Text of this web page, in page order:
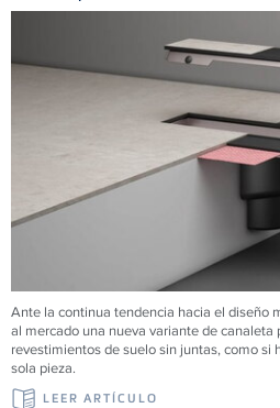
Ante la continua tendencia hacia el diseño
al mercado una nueva variante de
revestimientos de suelo sin juntas, como si
sola pieza.
LEER ARTÍCULO